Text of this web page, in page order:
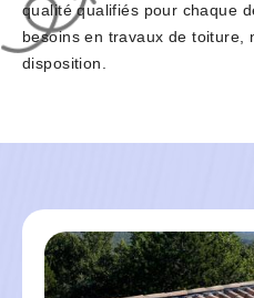
qualité qualifiés pour chaque
besoins en travaux de toiture,
disposition.